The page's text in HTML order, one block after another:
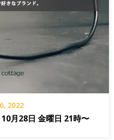
2022
10月28日 金曜日 21時〜